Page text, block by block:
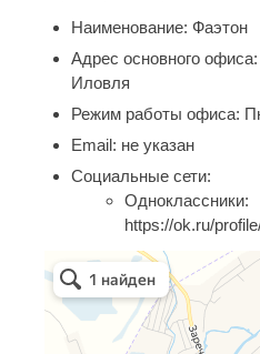
Наименование: Фаэтон
Адрес основного офиса:
Иловля
Режим работы офиса:
Email: не указан
Социальные сети:
Одноклассники:
https://ok.ru/